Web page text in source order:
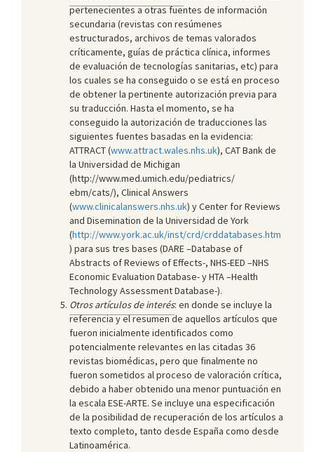
pertenecientes a otras fuentes de información
secundaria (revistas con resúmenes
estructurados, archivos de temas valorados
críticamente, guías de práctica clínica, informes
de evaluación de tecnologías sanitarias, etc) para
los cuales se ha conseguido o se está en proceso
de obtener la pertinente autorización previa para
su traducción. Hasta el momento, se ha
conseguido la autorización de traducciones las
siguientes fuentes basadas en la evidencia:
ATTRACT (www.attract.wales.nhs.uk), CAT Bank de
la Universidad de Michigan
(http://www.med.umich.edu/pediatrics/
ebm/cats/), Clinical Answers
(www.clinicalanswers.nhs.uk) y Center for Reviews
and Disemination de la Universidad de York
(http://www.york.ac.uk/inst/crd/crddatabases.htm
) para sus tres bases (DARE –Database of
Abstracts of Reviews of Effects-, NHS-EED –NHS
Economic Evaluation Database- y HTA –Health
Technology Assessment Database-).
Otros artículos de interés: en donde se incluye la
referencia y el resumen de aquellos artículos que
fueron inicialmente identificados como
potencialmente relevantes en las citadas 36
revistas biomédicas, pero que finalmente no
fueron sometidos al proceso de valoración crítica,
debido a haber obtenido una menor puntuación en
la escala ESE-ARTE. Se incluye una especificación
de la posibilidad de recuperación de los artículos a
texto completo, tanto desde España como desde
Latinoamérica.